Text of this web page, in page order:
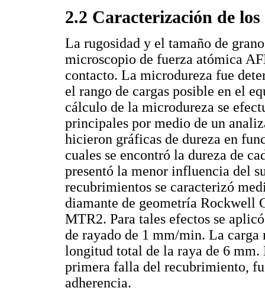
2.2 Caracterización de
La rugosidad y el tamaño de
microscopio de fuerza atómica
contacto. La microdureza fue
el rango de cargas posible en el
cálculo de la microdureza se
principales por medio de un
hicieron gráficas de dureza en
cuales se encontró la dureza de
presentó la menor influencia del
recubrimientos se caracterizó
diamante de geometría Rockwell
MTR2. Para tales efectos se
de rayado de 1 mm/min. La
longitud total de la raya de 6
primera falla del recubrimiento,
adherencia.